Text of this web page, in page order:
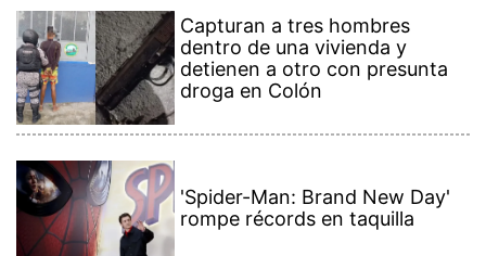
Capturan a tres hombres
dentro de una vivienda y
detienen a otro con presunta
droga en Colón
'Spider-Man: Brand New Day'
rompe récords en taquilla